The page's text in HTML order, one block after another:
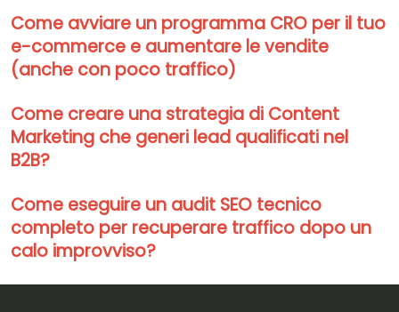
Come avviare un programma CRO per il tuo
e-commerce e aumentare le vendite
(anche con poco traffico)
Come creare una strategia di Content
Marketing che generi lead qualificati nel
B2B?
Come eseguire un audit SEO tecnico
completo per recuperare traffico dopo un
calo improvviso?